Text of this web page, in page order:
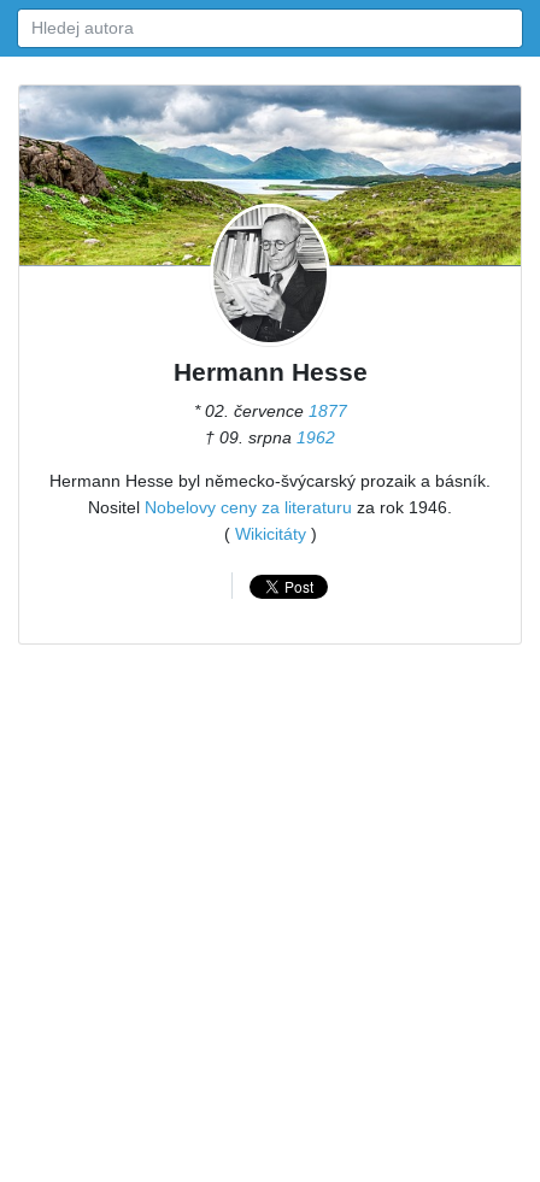
Hermann Hesse
* 02. července 1877
† 09. srpna 1962
Hermann Hesse byl německo-švýcarský prozaik a básník.
Nositel Nobelovy ceny za literaturu za rok 1946.
( Wikicitáty)